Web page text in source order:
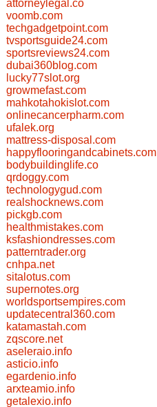
attorneylegal.co
voomb.com
techgadgetpoint.com
tvsportsguide24.com
sportsreviews24.com
dubai360blog.com
lucky77slot.org
growmefast.com
mahkotahokislot.com
onlinecancerpharm.com
ufalek.org
mattress-disposal.com
happyflooringandcabinets.com
bodybuildinglife.co
qrdoggy.com
technologygud.com
realshocknews.com
pickgb.com
healthmistakes.com
ksfashiondresses.com
patterntrader.org
cnhpa.net
sitalotus.com
supernotes.org
worldsportsempires.com
updatecentral360.com
katamastah.com
zqscore.net
aseleraio.info
asticio.info
egardenio.info
arxteamio.info
getalexio.info